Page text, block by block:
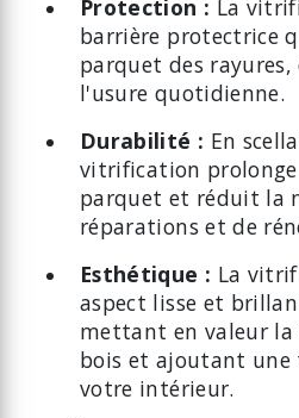
Protection : La
barrière protectrice
parquet des
l'usure quotidienne.
Durabilité : En
vitrification
parquet et réduit la
réparations et de
Esthétique : La
aspect lisse et
mettant en valeur
bois et ajoutant une
votre intérieur.